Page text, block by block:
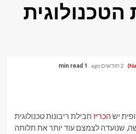
הטכנולוגית
2 חודשים ago 1 min read
יש הכריז חבילת ריבונות טכנולוגית
שנועדה לצמצם עוד יותר את תלותה